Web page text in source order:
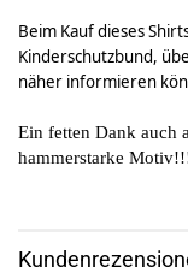
Beim Kauf dieses
Kinderschutzbund,
näher informieren
Ein fetten Dank auch
hammerstarke